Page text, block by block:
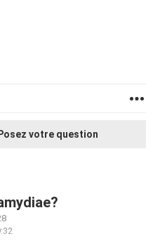
Posez votre question